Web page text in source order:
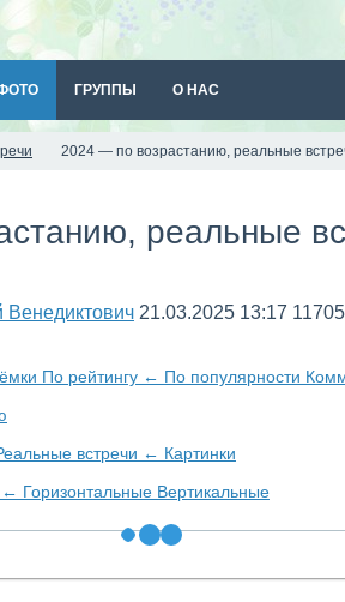
ГРУППЫ О НАС
2024 — по возрастанию, реальные
реальные
21.03.2025 13:17
По рейтингу ← По популярности
встречи ← Картинки
← Горизонтальные Вертикальные